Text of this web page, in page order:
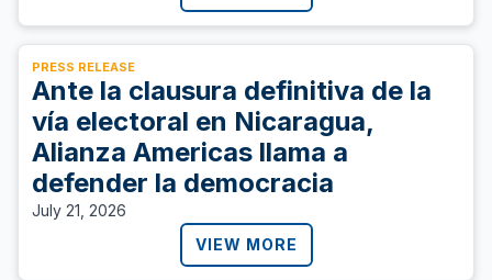
PRESS RELEASE
Ante la clausura definitiva de la
vía electoral en Nicaragua,
Alianza Americas llama a
defender la democracia
July 21, 2026
VIEW MORE